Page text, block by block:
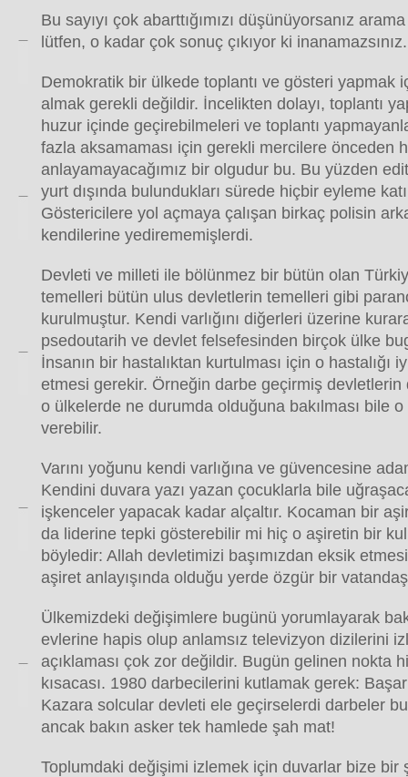
Bu sayıyı çok abarttığımızı düşünüyorsanız
lütfen, o kadar çok sonuç çıkıyor ki inanamazsınız.
Demokratik bir ülkede toplantı ve gösteri yapmak
almak gerekli değildir. İncelikten dolayı, toplantı
huzur içinde geçirebilmeleri ve toplantı
fazla aksamaması için gerekli mercilere önceden
anlayamayacağımız bir olgudur bu. Bu yüzden
yurt dışında bulundukları sürede hiçbir eyleme
Göstericilere yol açmaya çalışan birkaç polisin
kendilerine yedirememişlerdi.
Devleti ve milleti ile bölünmez bir bütün olan
temelleri bütün ulus devletlerin temelleri gibi
kurulmuştur. Kendi varlığını diğerleri üzerine
psedoutarih ve devlet felsefesinden birçok ülke
İnsanın bir hastalıktan kurtulması için o hastalığı
etmesi gerekir. Örneğin darbe geçirmiş
o ülkelerde ne durumda olduğuna bakılması bile
verebilir.
Varını yoğunu kendi varlığına ve güvencesine
Kendini duvara yazı yazan çocuklarla bile
işkenceler yapacak kadar alçaltır. Kocaman bir
da liderine tepki gösterebilir mi hiç o aşiretin bir
böyledir: Allah devletimizi başımızdan eksik
aşiret anlayışında olduğu yerde özgür bir
Ülkemizdeki değişimlere bugünü yorumlayarak
evlerine hapis olup anlamsız televizyon dizilerini
açıklaması çok zor değildir. Bugün gelinen nokta
kısacası. 1980 darbecilerini kutlamak gerek:
Kazara solcular devleti ele geçirselerdi darbeler
ancak bakın asker tek hamlede şah mat!
Toplumdaki değişimi izlemek için duvarlar bize bir